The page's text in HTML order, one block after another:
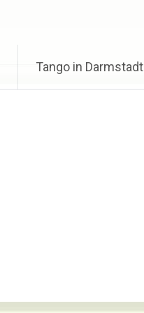
Tango in Darmstadt